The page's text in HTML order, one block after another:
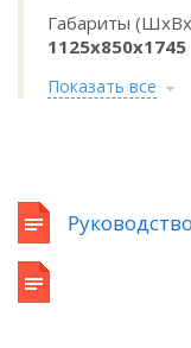
Габариты
1125x850x1745
Показать все